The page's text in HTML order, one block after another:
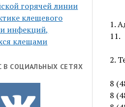
горячей линии
клещевого
инфекций,
клещами
В СОЦИАЛЬНЫХ СЕТЯХ
1.
11.
2.
8
8